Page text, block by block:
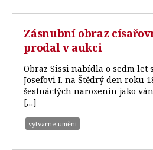
Zásnubní obraz
prodal v aukci
Obraz Sissi nabídla o sedm let
Josefovi I. na Štědrý den roku
šestnáctých narozenin jako
[…]
výtvarné umění